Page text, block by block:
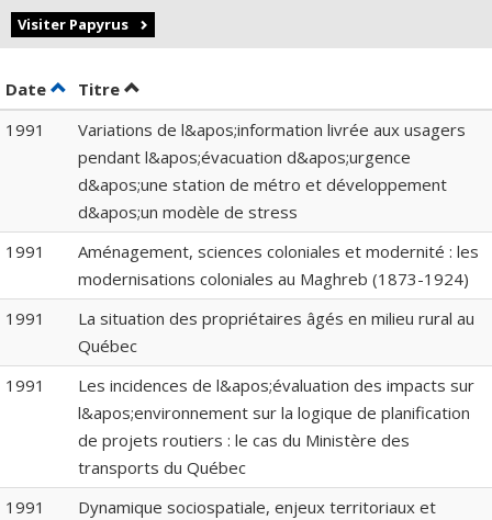
Visiter Papyrus
Date Trier par date en ordre décroissant
Titre Trier par titre en ordre décroissant
1991
Variations de l&apos;information livrée aux usagers
pendant l&apos;évacuation d&apos;urgence
d&apos;une station de métro et développement
d&apos;un modèle de stress
1991
Aménagement, sciences coloniales et modernité : les
modernisations coloniales au Maghreb (1873-1924)
1991
La situation des propriétaires âgés en milieu rural au
Québec
1991
Les incidences de l&apos;évaluation des impacts sur
l&apos;environnement sur la logique de planification
de projets routiers : le cas du Ministère des
transports du Québec
1991
Dynamique sociospatiale, enjeux territoriaux et